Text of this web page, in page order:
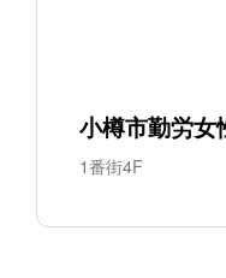
小樽市勤労女
1番街4F